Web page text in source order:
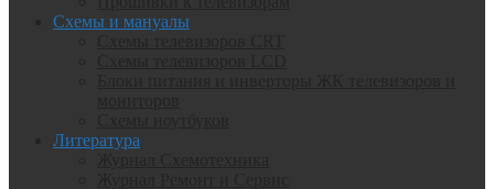
Схемы и мануалы
Литература